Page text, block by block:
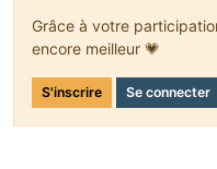
Grâce à votre
encore meilleur 💗
S'inscrire Se connecter